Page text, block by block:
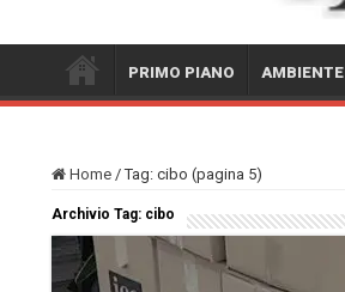
PRIMO PIANO AMBIENTE
Home / Tag: cibo (pagina 5)
Archivio Tag: cibo